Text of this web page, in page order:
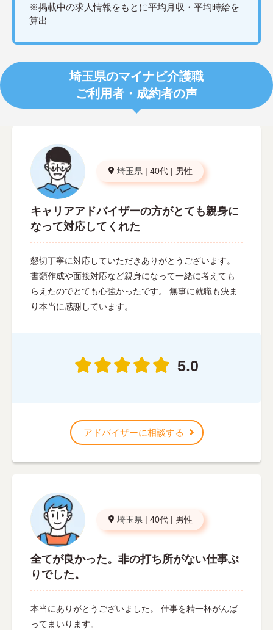
※掲載中の求人情報をもとに平均月収・平均時給を
算出
埼玉県のマイナビ介護職
ご利用者・成約者の声
埼玉県 | 40代 | 男性
キャリアアドバイザーの方がとても親身に
なって対応してくれた
懇切丁寧に対応していただきありがとうございます。
書類作成や面接対応など親身になって一緒に考えても
らえたのでとても心強かったです。 無事に就職も決ま
り本当に感謝しています。
5.0
アドバイザーに相談する
埼玉県 | 40代 | 男性
全てが良かった。非の打ち所がない仕事ぶ
りでした。
本当にありがとうございました。 仕事を精一杯がんば
ってまいります。